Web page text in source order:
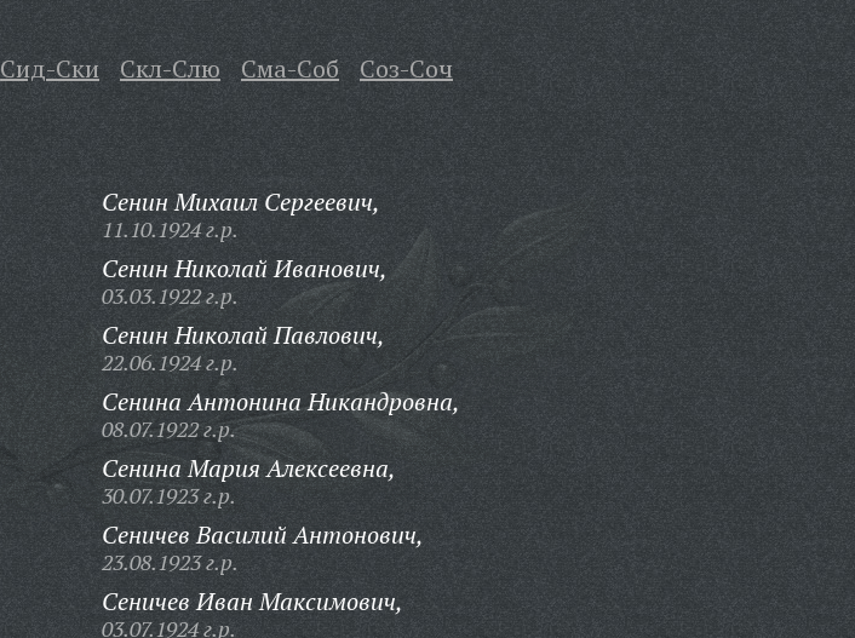
Сид-Ски Скл-Слю Сма-Соб
Соз-Соч
Сенин Михаил Сергеевич,
11.10.1924 г.р.
Сенин Николай Иванович,
03.03.1922 г.р.
Сенин Николай Павлович,
22.06.1924 г.р.
Сенина Антонина Никандровна,
08.07.1922 г.р.
Сенина Мария Алексеевна,
30.07.1923 г.р.
Сеничев Василий Антонович,
23.08.1923 г.р.
Сеничев Иван Максимович,
03.07.1924 г.р.